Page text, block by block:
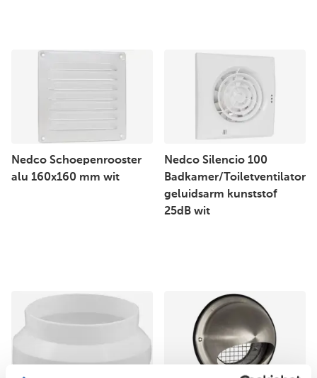
Nedco Schoepenrooster
alu 160x160 mm wit
Nedco Silencio 100
Badkamer/Toiletventilator
geluidsarm kunststof
25dB wit